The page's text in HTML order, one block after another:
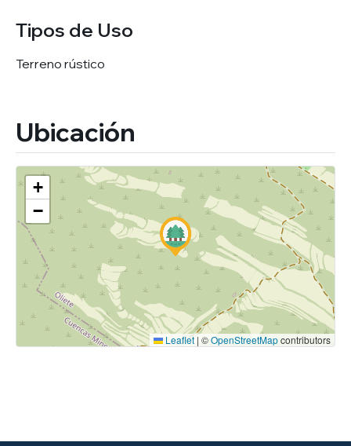
Tipos de Uso
Terreno rústico
Ubicación
+
−
Leaflet | ©OpenStreetMapcontributors